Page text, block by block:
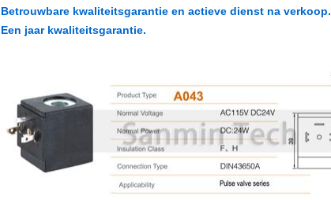
Betrouwbare kwaliteitsgarantie en actieve dienst na verkoop.
Een jaar kwaliteitsgarantie.